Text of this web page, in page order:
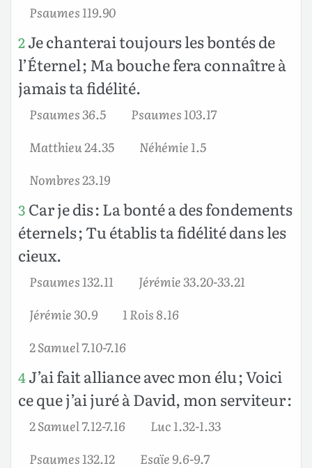
Psaumes 119.90
2Je chanterai toujours les bontés de
l’Éternel ; Ma bouche fera connaître à
jamais ta fidélité.
Psaumes 36.5
Psaumes 103.17
Matthieu 24.35
Néhémie 1.5
Nombres 23.19
3 Car je dis : La bonté a des fondements
éternels ; Tu établis ta fidélité dans les
cieux.
Psaumes 132.11
Jérémie 33.20-33.21
Jérémie 30.9
1 Rois 8.16
2 Samuel 7.10-7.16
4J’ai fait alliance avec mon élu ; Voici
ce que j’ai juré à David, mon serviteur :
2 Samuel 7.12-7.16
Luc 1.32-1.33
Psaumes 132.12
Esaïe 9.6-9.7